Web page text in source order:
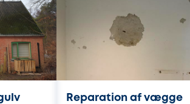
Reparation af vægge